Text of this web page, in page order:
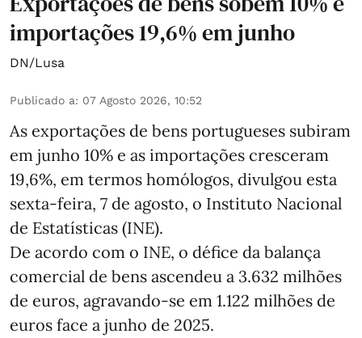
importações 19,6% em junho
DN/Lusa
Publicado a: 07 Agosto 2026, 10:52
As exportações de bens portugueses subiram
em junho 10% e as importações cresceram
19,6%, em termos homólogos, divulgou esta
sexta-feira, 7 de agosto, o Instituto Nacional
de Estatísticas (INE).
De acordo com o INE, o défice da balança
comercial de bens ascendeu a 3.632 milhões
de euros, agravando-se em 1.122 milhões de
euros face a junho de 2025.